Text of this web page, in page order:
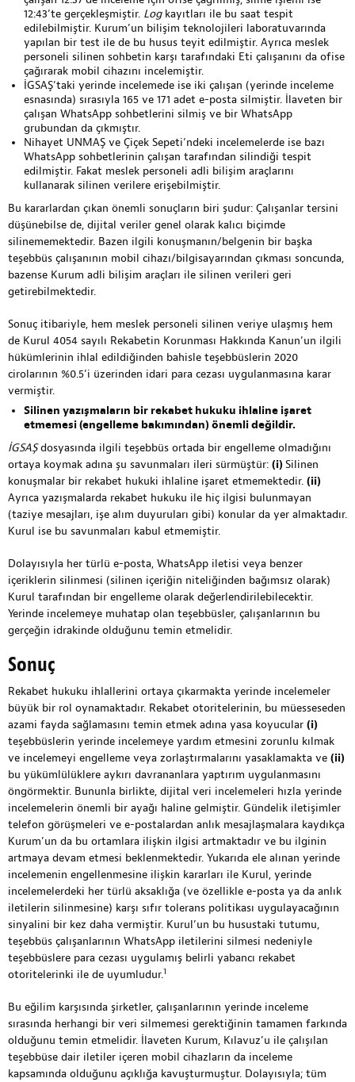
12:43’te gerçekleşmiştir. Logkayıtları ile bu saat tespit
edilebilmiştir. Kurum’un bilişim teknolojileri laboratuvarında
yapılan bir test ile de bu husus teyit edilmiştir. Ayrıca meslek
personeli silinen sohbetin karşı tarafındaki Eti çalışanını da ofise
çağırarak mobil cihazını incelemiştir.
İGSAŞ’taki yerinde incelemede ise iki çalışan (yerinde inceleme
esnasında) sırasıyla 165 ve 171 adet e-posta silmiştir. İlaveten bir
çalışan WhatsApp sohbetlerini silmiş ve bir WhatsApp
grubundan da çıkmıştır.
Nihayet UNMAŞ ve Çiçek Sepeti’ndeki incelemelerde ise bazı
WhatsApp sohbetlerinin çalışan tarafından silindiği tespit
edilmiştir. Fakat meslek personeli adli bilişim araçlarını
kullanarak silinen verilere erişebilmiştir.
Bu kararlardan çıkan önemli sonuçların biri şudur: Çalışanlar tersini
düşünebilse de, dijital veriler genel olarak kalıcı biçimde
silinememektedir. Bazen ilgili konuşmanın/belgenin bir başka
teşebbüs çalışanının mobil cihazı/bilgisayarından çıkması soncunda,
bazense Kurum adli bilişim araçları ile silinen verileri geri
getirebilmektedir.
Sonuç itibariyle, hem meslek personeli silinen veriye ulaşmış hem
de Kurul 4054 sayılı Rekabetin Korunması Hakkında Kanun’un ilgili
hükümlerinin ihlal edildiğinden bahisle teşebbüslerin 2020
cirolarının %0.5’i üzerinden idari para cezası uygulanmasına karar
vermiştir.
Silinen yazışmaların bir rekabet hukuku ihlaline işaret
etmemesi (engelleme bakımından) önemli değildir.
İGSAŞdosyasında ilgili teşebbüs ortada bir engelleme olmadığını
ortaya koymak adına şu savunmaları ileri sürmüştür: (i)Silinen
konuşmalar bir rekabet hukuki ihlaline işaret etmemektedir. (ii)
Ayrıca yazışmalarda rekabet hukuku ile hiç ilgisi bulunmayan
(taziye mesajları, işe alım duyuruları gibi) konular da yer almaktadır.
Kurul ise bu savunmaları kabul etmemiştir.
Dolayısıyla her türlü e-posta, WhatsApp iletisi veya benzer
içeriklerin silinmesi (silinen içeriğin niteliğinden bağımsız olarak)
Kurul tarafından bir engelleme olarak değerlendirilebilecektir.
Yerinde incelemeye muhatap olan teşebbüsler, çalışanlarının bu
gerçeğin idrakinde olduğunu temin etmelidir.
Sonuç
Rekabet hukuku ihlallerini ortaya çıkarmakta yerinde incelemeler
büyük bir rol oynamaktadır. Rekabet otoritelerinin, bu müesseseden
azami fayda sağlamasını temin etmek adına yasa koyucular (i)
teşebbüslerin yerinde incelemeye yardım etmesini zorunlu kılmak
ve incelemeyi engelleme veya zorlaştırmalarını yasaklamakta ve (ii)
bu yükümlülüklere aykırı davrananlara yaptırım uygulanmasını
öngörmektir. Bununla birlikte, dijital veri incelemeleri hızla yerinde
incelemelerin önemli bir ayağı haline gelmiştir. Gündelik iletişimler
telefon görüşmeleri ve e-postalardan anlık mesajlaşmalara kaydıkça
Kurum’un da bu ortamlara ilişkin ilgisi artmaktadır ve bu ilginin
artmaya devam etmesi beklenmektedir. Yukarıda ele alınan yerinde
incelemenin engellenmesine ilişkin kararları ile Kurul, yerinde
incelemelerdeki her türlü aksaklığa (ve özellikle e-posta ya da anlık
iletilerin silinmesine) karşı sıfır tolerans politikası uygulayacağının
sinyalini bir kez daha vermiştir. Kurul’un bu husustaki tutumu,
teşebbüs çalışanlarının WhatsApp iletilerini silmesi nedeniyle
teşebbüslere para cezası uygulamış belirli yabancı rekabet
otoritelerinki ile de uyumludur.1
Bu eğilim karşısında şirketler, çalışanlarının yerinde inceleme
sırasında herhangi bir veri silmemesi gerektiğinin tamamen farkında
olduğunu temin etmelidir. İlaveten Kurum, Kılavuz’u ile çalışılan
teşebbüse dair iletiler içeren mobil cihazların da inceleme
kapsamında olduğunu açıklığa kavuşturmuştur. Dolayısıyla; tüm